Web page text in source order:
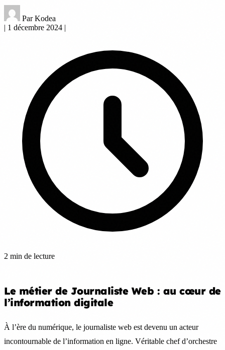
Par Kodea
| 1 décembre 2024 |
2 min de lecture
Le métier de Journaliste Web : au cœur de
l’information digitale
À l’ère du numérique, le journaliste web est devenu un acteur
incontournable de l’information en ligne. Véritable chef d’orchestre